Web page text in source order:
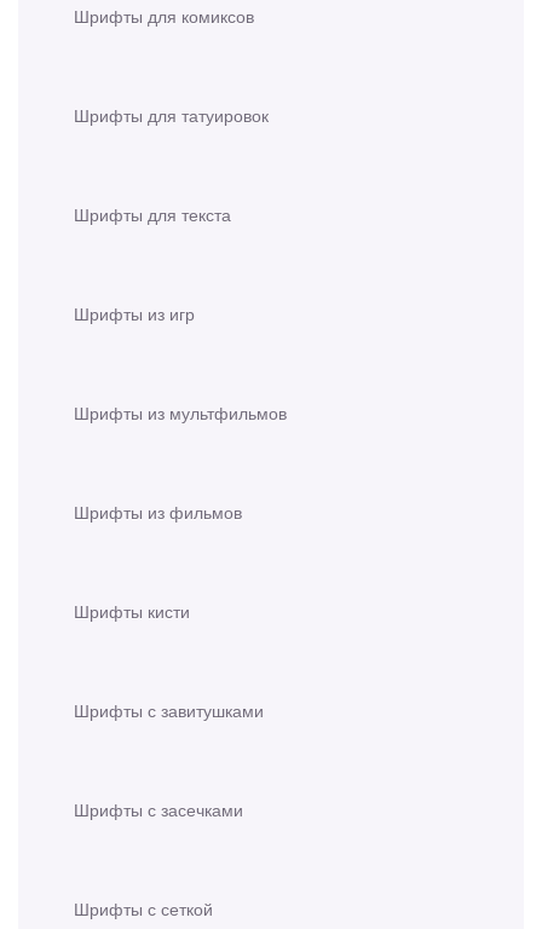
Шрифты для комиксов
Шрифты для татуировок
Шрифты для текста
Шрифты из игр
Шрифты из мультфильмов
Шрифты из фильмов
Шрифты кисти
Шрифты с завитушками
Шрифты с засечками
Шрифты с сеткой